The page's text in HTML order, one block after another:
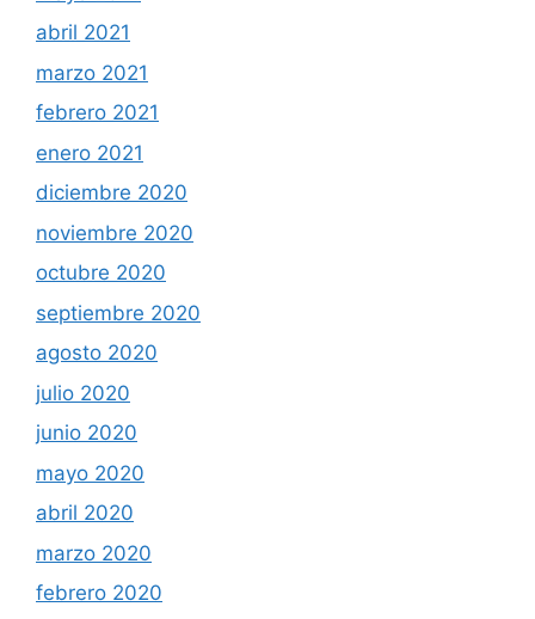
abril 2021
marzo 2021
febrero 2021
enero 2021
diciembre 2020
noviembre 2020
octubre 2020
septiembre 2020
agosto 2020
julio 2020
junio 2020
mayo 2020
abril 2020
marzo 2020
febrero 2020